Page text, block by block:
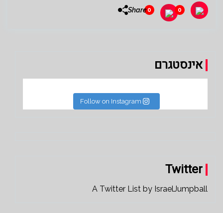
0
0
Share
אינסטגרם
Follow on Instagram
Twitter
A Twitter List by IsraelJumpball